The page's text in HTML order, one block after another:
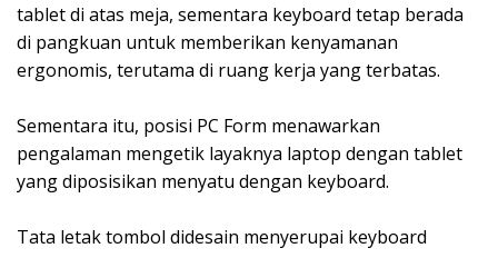
tablet di atas meja, sementara keyboard tetap berada
di pangkuan untuk memberikan kenyamanan
ergonomis, terutama di ruang kerja yang terbatas.
Sementara itu, posisi PC Form menawarkan
pengalaman mengetik layaknya laptop dengan tablet
yang diposisikan menyatu dengan keyboard.
Tata letak tombol didesain menyerupai keyboard